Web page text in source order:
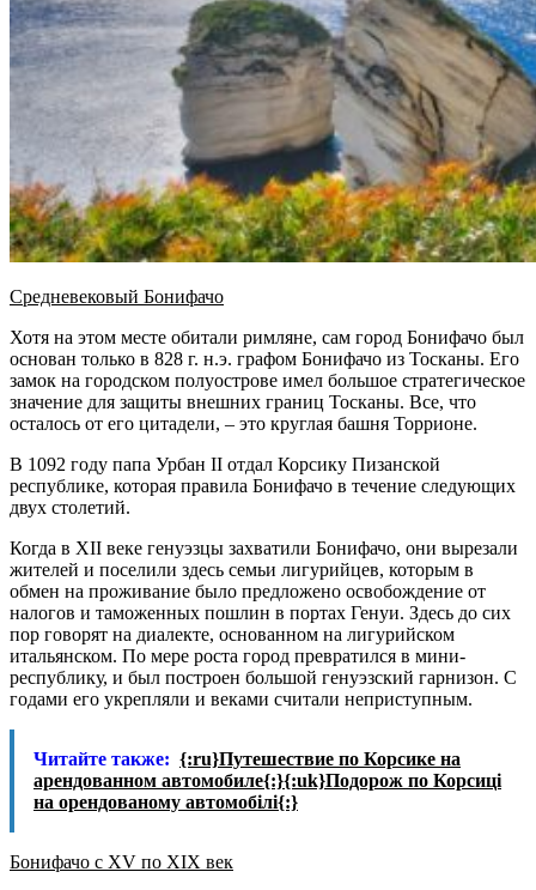
Средневековый Бонифачо
Хотя на этом месте обитали римляне, сам город Бонифачо был
основан только в 828 г. н.э. графом Бонифачо из Тосканы. Его
замок на городском полуострове имел большое стратегическое
значение для защиты внешних границ Тосканы. Все, что
осталось от его цитадели, – это круглая башня Торрионе.
В 1092 году папа Урбан II отдал Корсику Пизанской
республике, которая правила Бонифачо в течение следующих
двух столетий.
Когда в XII веке генуэзцы захватили Бонифачо, они вырезали
жителей и поселили здесь семьи лигурийцев, которым в
обмен на проживание было предложено освобождение от
налогов и таможенных пошлин в портах Генуи. Здесь до сих
пор говорят на диалекте, основанном на лигурийском
итальянском. По мере роста город превратился в мини-
республику, и был построен большой генуэзский гарнизон. С
годами его укрепляли и веками считали неприступным.
Читайте также: {:ru}Путешествие по Корсике на
арендованном автомобиле{:}{:uk}Подорож по Корсиці
на орендованому автомобілі{:}
Бонифачо с XV по XIX век